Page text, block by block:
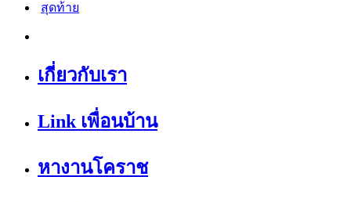
สุดท้าย
เกี่ยวกับเรา
Link เพื่อนบ้าน
หางานโคราช